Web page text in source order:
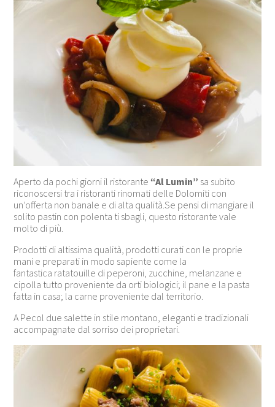
Aperto da pochi giorni il ristorante “Al Lumin” sa subito
riconoscersi tra i ristoranti rinomati delle Dolomiti con
un’offerta non banale e di alta qualità.Se pensi di mangiare il
solito pastin con polenta ti sbagli, questo ristorante vale
molto di più.
Prodotti di altissima qualità, prodotti curati con le proprie
mani e preparati in modo sapiente come la
fantastica ratatouille di peperoni, zucchine, melanzane e
cipolla tutto proveniente da orti biologici; il pane e la pasta
fatta in casa; la carne proveniente dal territorio.
A Pecol due salette in stile montano, eleganti e tradizionali
accompagnate dal sorriso dei proprietari.